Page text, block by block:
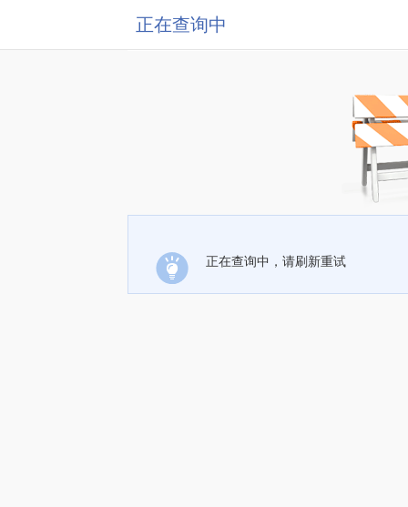
正在查询中
正在查询中，请刷新重试